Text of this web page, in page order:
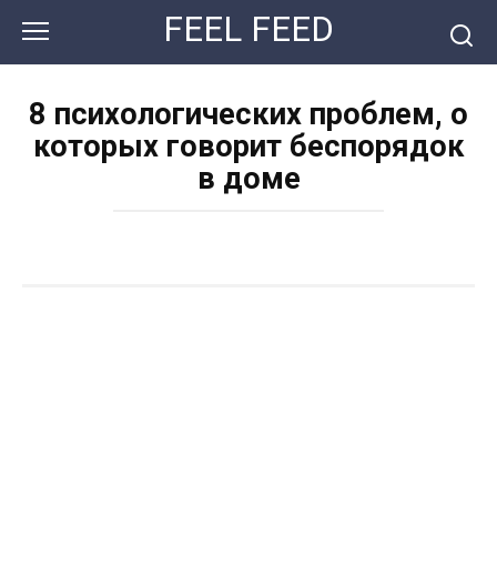
контенту
FEEL FEED
8 психологических проблем, о
которых говорит беспорядок
в доме